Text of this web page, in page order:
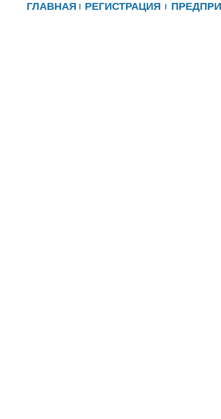
ГЛАВНАЯ РЕГИСТРАЦИЯ